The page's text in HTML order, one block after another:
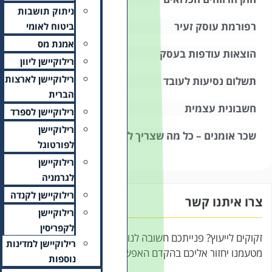
ביטוח לאומי
רילוקיישן ליוון
רילוקיישן לארצות
רילוקיישן לספרד
רילוקיישן
רילוקיישן
רילוקיישן למדינות
נוספות
אנא השאירו פרטים ונציג